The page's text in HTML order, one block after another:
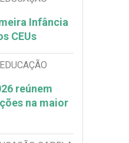
Infância
CEUs
reúnem
na maior